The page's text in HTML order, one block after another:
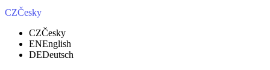
CZČesky
CZČesky
ENEnglish
DEDeutsch